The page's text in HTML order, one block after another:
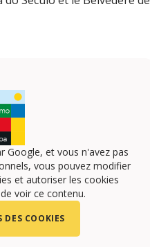
Google, et vous n'avez pas
vous pouvez modifier
et autoriser les cookies
voir ce contenu.
DES COOKIES